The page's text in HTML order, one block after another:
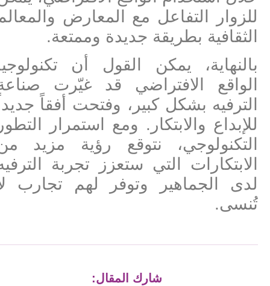
للزوار التفاعل مع المعارض والمعالم
الثقافية بطريقة جديدة وممتعة.
بالنهاية، يمكن القول أن تكنولوجيا
الواقع الافتراضي قد غيّرت صناعة
الترفيه بشكل كبير، وفتحت أفقاً جديداً
للإبداع والابتكار. ومع استمرار التطور
التكنولوجي، نتوقع رؤية مزيد من
الابتكارات التي ستعزز تجربة الترفيه
لدى الجماهير وتوفر لهم تجارب لا
تُنسى.
شارك المقال: